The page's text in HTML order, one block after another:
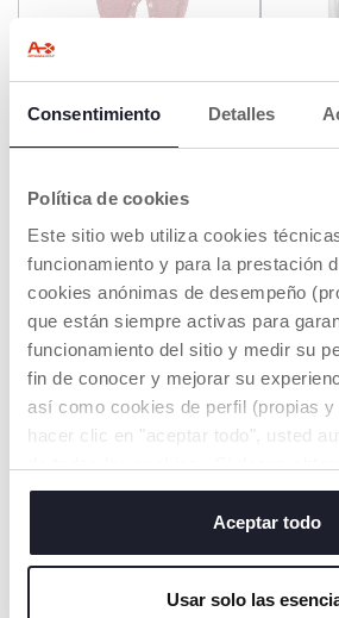
Consentimiento Detalles
Política de cookies
Este sitio web utiliza cookies
funcionamiento y para la prestación
cookies anónimas de desempeño
que están siempre activas para
funcionamiento del sitio y medir su
fin de conocer y mejorar su
así como cookies de perfil (propias
hacer clic en "aceptar todo", usted
o cambiar o revocar el
algunas cookies, haga clic en
cerrar este banner, usted consiente
servicio solicitado.
Aceptar todo
Usar solo las
Pelele de Punto Rosa con
Flor
AÑADIR
Pelele
Pelele Azul con Ositos
NEW
Pelele
Ositos